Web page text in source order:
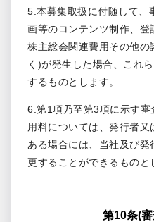
5.本募集取扱に付随して、
画等のコンテンツ制作、登
株主総会関連費用その他
く)が発生した場合、これ
するものとします。
6.第1項乃至第3項に示す審
用料については、発行者
ある場合には、当社及び
更することができるものと
第10条(